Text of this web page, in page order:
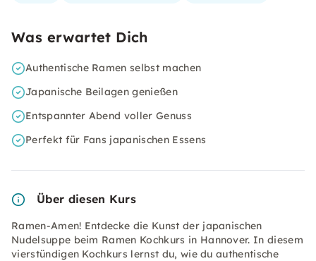
Was erwartet Dich
Authentische Ramen selbst machen
Japanische Beilagen genießen
Entspannter Abend voller Genuss
Perfekt für Fans japanischen Essens
Über diesen Kurs
Ramen-Amen! Entdecke die Kunst der japanischen
Nudelsuppe beim Ramen Kochkurs in Hannover. In diesem
vierstündigen Kochkurs lernst du, wie du authentische